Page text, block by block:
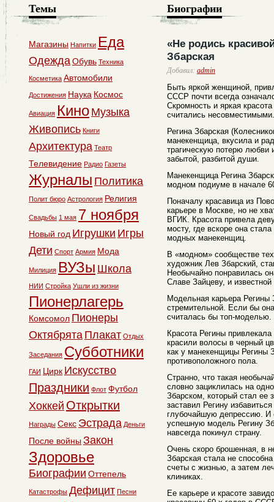
Биографии
«Не родись
Збарская
Добавил: admin
Быть яркой женщиной,
СССР почти всегда
Скромность и яркая
считались несовместимыми.
Регина Збарская
манекенщица, вкусила и
трагическую потерю любви
забытой, разбитой души.
Манекенщица Регина
модном подиуме в начале
Поначалу красавица из
карьере в Москве, но не
ВГИК. Красота привела
мосту, где вскоре она
модных манекенщиц.
В «модном» сообществе
художник Лев Збарский,
Необычайно понравилась
Славе Зайцеву, и
Модельная карьера
стремительной. Если бы
считалась бы топ-моделью.
Красота Регины
красили волосы в черный
как у манекенщицы Регины
противоположного пола.
Странно, что такая
словно зациклилась на
Збарском, который стал ее
заставил Регину
глубочайшую депрессию. И
успешную модель Регину
навсегда покинул страну.
Очень скоро брошенная, в
Збарская стала не
счеты с жизнью, а затем
клиниках.
Ее карьере и красоте
Темы
Магазины Напитки Еда
ОдеждаОбувь Техника
Косметика Автомобили
Достижения Наука Космос
Авиация Кино Музыка
Живопись Книги
Архитектура Театр
Телевидение Радио Газеты
Журналы Политика
Полит бюро Астрология Религия
Свадьбы 1 мая 7 ноября
Новый год Игрушки Игры
Дети Спорт Армия Мода
Милиция ВУЗы Школа
НИИ Стройка Ушли из жизни
Пионерлагерь
Комсомол Пионеры
Октябрята Плакат Отдых
Заседания Субботники
ГАИ Цирк Искусство
Праздники Флот Футбол
Хоккей Открытки
Награды Секс Эстрада Деньги
После войны Закон
Здоровье
Биографии Оттепель
Катастрофы Дефицит Песни